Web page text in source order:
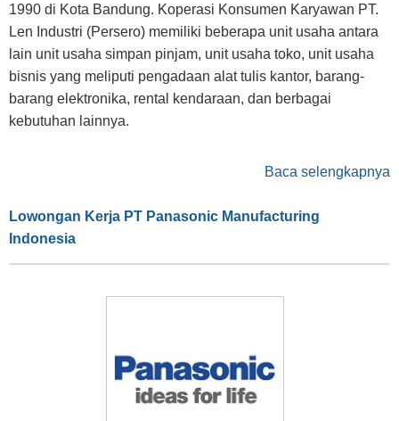
1990 di Kota Bandung. Koperasi Konsumen Karyawan PT.
Len Industri (Persero) memiliki beberapa unit usaha antara
lain unit usaha simpan pinjam, unit usaha toko, unit usaha
bisnis yang meliputi pengadaan alat tulis kantor, barang-
barang elektronika, rental kendaraan, dan berbagai
kebutuhan lainnya.
Baca selengkapnya
Lowongan Kerja PT Panasonic Manufacturing
Indonesia